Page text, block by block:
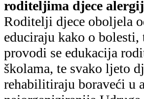
roditeljima djece
Roditelji djece oboljela
educiraju kako o
provodi se edukacija
školama, te svako ljeto
rehabilitiraju boraveći u